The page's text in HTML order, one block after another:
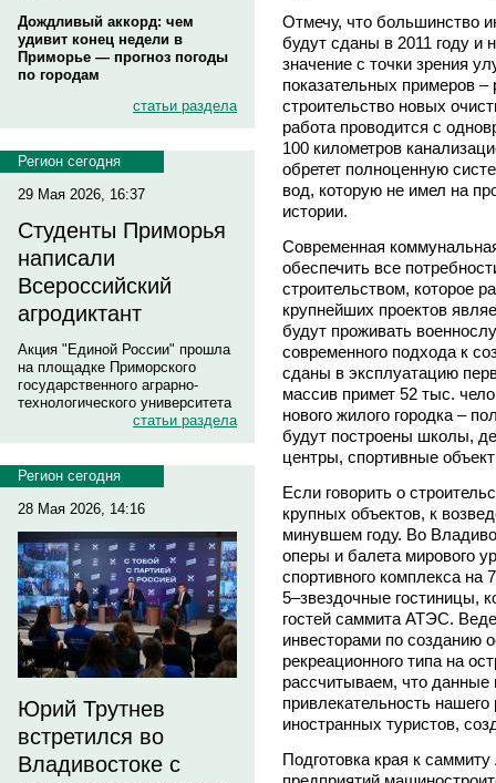
Дождливый аккорд: чем
удивит конец недели в
Приморье — прогноз погоды
по городам
статьи раздела
Регион сегодня
29 Мая 2026, 16:37
Студенты Приморья
написали
Всероссийский
агродиктант
Акция "Единой России" прошла
на площадке Приморского
государственного аграрно-
технологического университета
статьи раздела
Регион сегодня
28 Мая 2026, 14:16
Юрий Трутнев
встретился во
Владивостоке с
Отмечу, что большинство
будут сданы в 2011 году и
значение с точки зрения
показательных примеров
строительство новых
работа проводится с
100 километров
обретет полноценную
вод, которую не имел на
истории.
Современная
обеспечить все
строительством, которое
крупнейших проектов
будут проживать
современного подхода к
сданы в эксплуатацию
массив примет 52 тыс.
нового жилого городка –
будут построены школы,
центры, спортивные
Если говорить о
крупных объектов, к
минувшем году. Во
оперы и балета мирового
спортивного комплекса
5–звездочные гостиницы,
гостей саммита АТЭС.
инвесторами по созданию
рекреационного типа на
рассчитываем, что данные
привлекательность нашего
иностранных туристов,
Подготовка края к